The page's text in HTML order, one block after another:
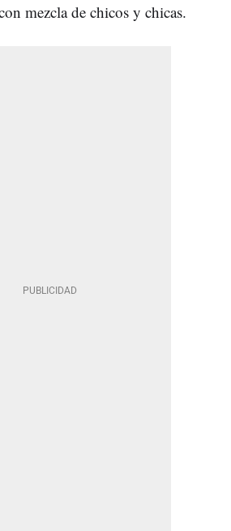
mezcla de chicos y chicas.